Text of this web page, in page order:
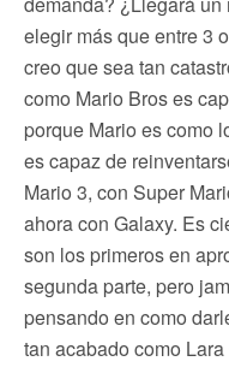
elegir más que entre 3
creo que sea tan
como Mario Bros es
porque Mario es como
es capaz de
Mario 3, con Super
ahora con Galaxy. Es
son los primeros en
segunda parte, pero
pensando en como
tan acabado como Lara